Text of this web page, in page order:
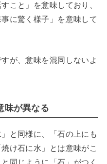
こと」を意味しており、
に驚く様子」を意味して
が、意味を混同しないよ
味が異なる
と同様に、「石の上にも
け石に水」とは意味がこ
同じように「石」がつく